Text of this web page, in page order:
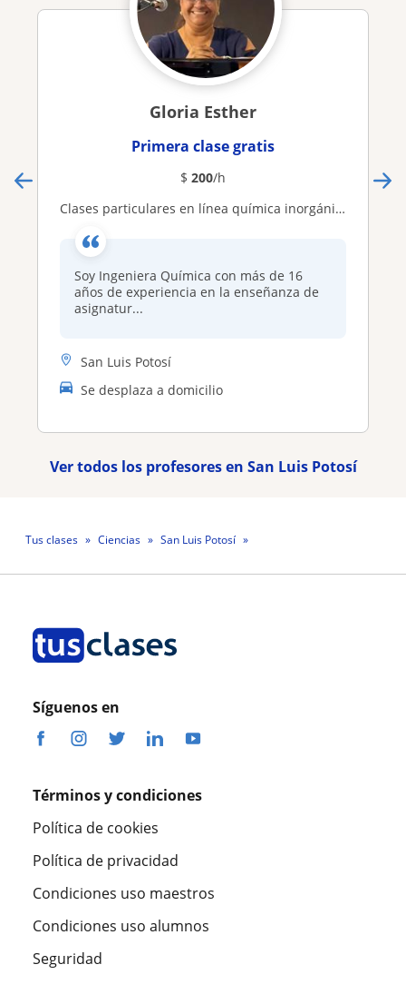
Gloria Esther
Primera clase gratis
$ 200/h
Clases particulares en línea química inorgánica y orgánica
Soy Ingeniera Química con más de 16
años de experiencia en la enseñanza de
asignatur...
San Luis Potosí
Se desplaza a domicilio
Ver todos los profesores en San Luis Potosí
Tus clases Ciencias
San Luis Potosí
Síguenos en
Términos y condiciones
Política de cookies
Política de privacidad
Condiciones uso maestros
Condiciones uso alumnos
Seguridad